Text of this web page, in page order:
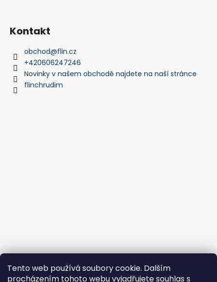
Tento web používá soubory cookie. Dalším
procházením tohoto webu vyjadřujete souhlas s
Kontakt
obchod@flin.cz
+420606247246
Novinky v našem obchodě najdete na naší stránce
flinchrudim